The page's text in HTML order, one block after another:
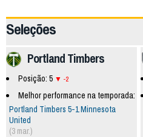
Seleções
Portland Timbers
Posição: 5 -2
Melhor performance na temporada:
Portland Timbers 5-1 Minnesota
United
(3 mar.)